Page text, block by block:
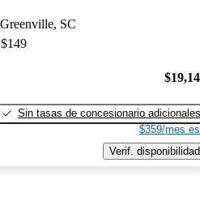
SC
Sin tasas de concesionario adicionales
$359/mes
Verif. disponibilidad